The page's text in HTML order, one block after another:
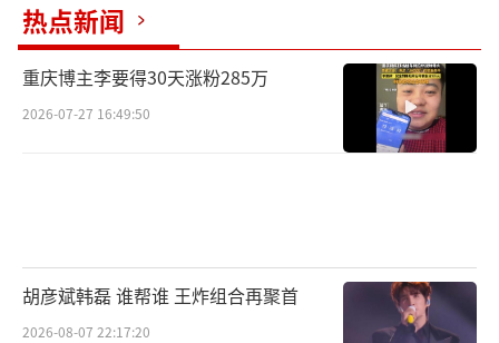
热点新闻
重庆博主李要得30天涨粉285万
2026-07-27 16:49:50
胡彦斌韩磊 谁帮谁 王炸组合再聚首
2026-08-07 22:17:20